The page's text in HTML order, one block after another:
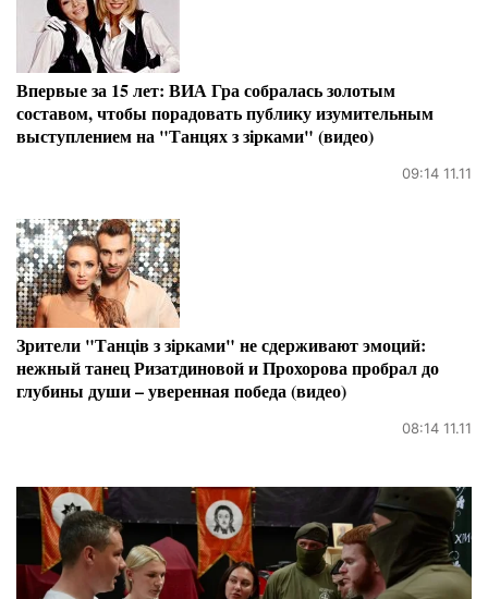
Впервые за 15 лет: ВИА Гра собралась золотым
составом, чтобы порадовать публику изумительным
выступлением на "Танцях з зірками" (видео)
09:14 11.11
Зрители "Танців з зірками" не сдерживают эмоций:
нежный танец Ризатдиновой и Прохорова пробрал до
глубины души – уверенная победа (видео)
08:14 11.11